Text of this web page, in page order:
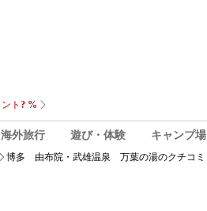
海外旅行 遊び・体験 キャンプ場
博多 由布院・武雄温泉 万葉の湯のクチコミ